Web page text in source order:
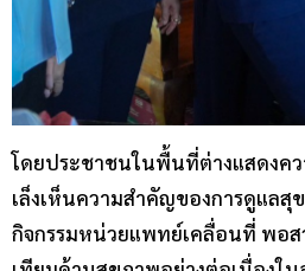
โดยประชาชนในพื้นที่ต่างแสดงค
เล็งเห็นความสำคัญของการดูแล
กิจกรรมหน่วยแพทย์เคลื่อนที่ พอส